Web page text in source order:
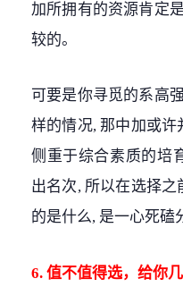
加所拥有的资源肯定
较的。
可要是你寻觅的系高
样的情况, 那中加或许
侧重于综合素质的培
出名次, 所以在选择
的是什么, 是一心死磕
6. 值不值得选，给你